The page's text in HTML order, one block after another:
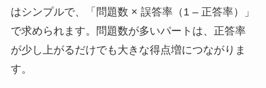
はシンプルで、「問題数 × 誤答率（1 – 正答率）」
で求められます。問題数が多いパートは、正答率
が少し上がるだけでも大きな得点増につながりま
す。